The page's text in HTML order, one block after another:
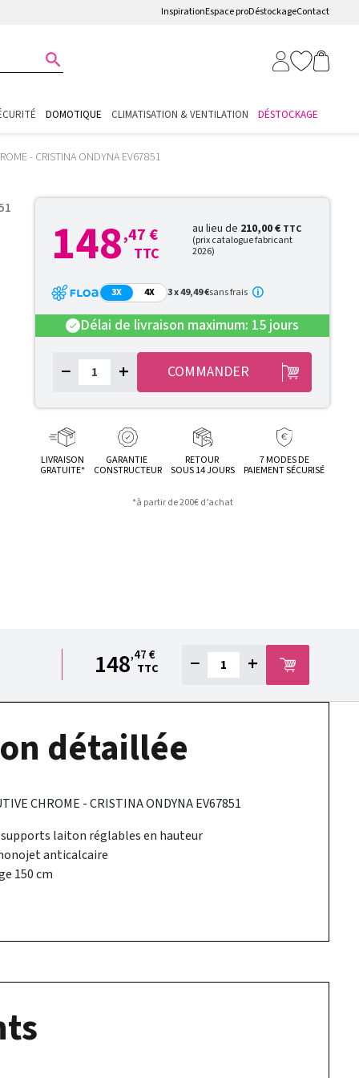
InspirationEspace proDéstockageContact

DOMOTIQUE CLIMATISATION & VENTILATION DÉSTOCKAGE
- CRISTINA ONDYNA EV67851
148,47 €
TTC
au lieu de 210,00 € TTC
(prix catalogue fabricant
2026)
3X 4X 3 x 49,49 €sans frais
check Délai de livraison maximum: 15 jours
− + COMMANDER
LIVRAISON
GRATUITE*
GARANTIE
CONSTRUCTEUR
RETOUR
SOUS 14 JOURS
7 MODES DE
PAIEMENT SÉCURISÉ
*à partir de 200€ d’achat
148,47 €
TTC
− +
détaillée
CHROME - CRISTINA ONDYNA EV67851
laiton réglables en hauteur
anticalcaire
150 cm